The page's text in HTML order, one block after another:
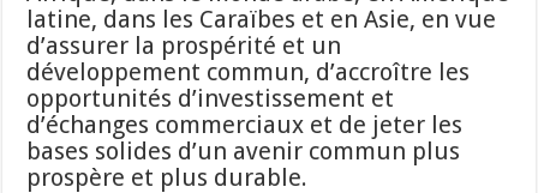
latine, dans les Caraïbes et en Asie, en vue
d’assurer la prospérité et un
développement commun, d’accroître les
opportunités d’investissement et
d’échanges commerciaux et de jeter les
bases solides d’un avenir commun plus
prospère et plus durable.